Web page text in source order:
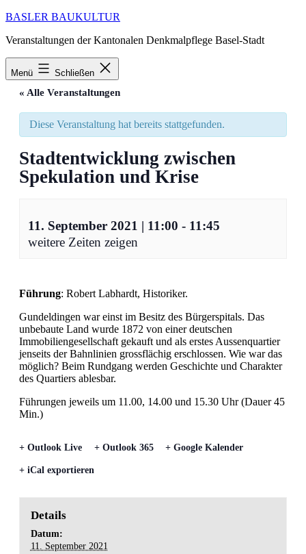
Zum
springen
BASLER BAUKULTUR
Veranstaltungen der Kantonalen Denkmalpflege Basel-Stadt
Menü Schließen
« Alle Veranstaltungen
Diese Veranstaltung hat bereits stattgefunden.
Stadtentwicklung zwischen
Spekulation und Krise
11. September 2021 | 11:00 - 11:45
weitere Zeiten zeigen
Führung: Robert Labhardt, Historiker.
Gundeldingen war einst im Besitz des Bürgerspitals. Das
unbebaute Land wurde 1872 von einer deutschen
Immobiliengesellschaft gekauft und als erstes Aussenquartier
jenseits der Bahnlinien grossflächig erschlossen. Wie war das
möglich? Beim Rundgang werden Geschichte und Charakter
des Quartiers ablesbar.
Führungen jeweils um 11.00, 14.00 und 15.30 Uhr (Dauer 45
Min.)
+ Outlook Live + Outlook 365 + Google Kalender
+ iCal exportieren
Details
Datum:
11. September 2021